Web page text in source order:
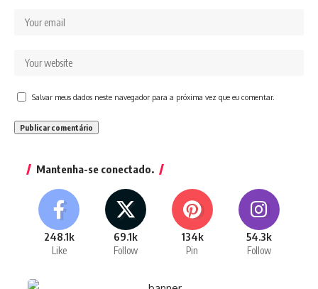
Salvar meus dados neste navegador para a próxima vez que eu comentar.
Mantenha-se conectado.
248.1k
Like
69.1k
Follow
134k
Pin
54.3k
Follow